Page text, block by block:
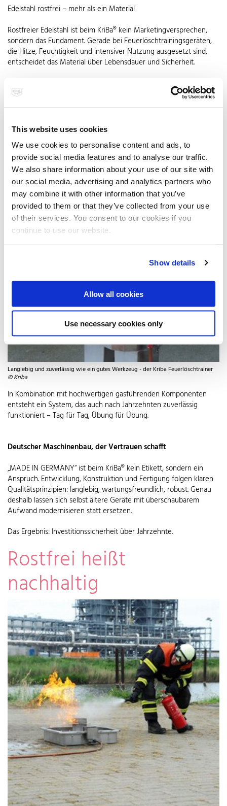
This website uses cookies
We use cookies to personalise content and ads, to
provide social media features and to analyse our traffic.
We also share information about your use of our site with
our social media, advertising and analytics partners who
may combine it with other information that you’ve
provided to them or that they’ve collected from your use
of their services. You consent to our cookies if you
continue to use our website.
Show details
Allow all cookies
Use necessary cookies only
Edelstahl rostfrei – mehr als ein Material
Rostfreier Edelstahl ist beim KriBa® kein Marketingversprechen,
sondern das Fundament. Gerade bei Feuerlöschtrainingsgeräten,
die Hitze, Feuchtigkeit und intensiver Nutzung ausgesetzt sind,
entscheidet das Material über Lebensdauer und Sicherheit.
Langlebig und zuverlässig wie ein gutes Werkzeug - der Kriba Feuerlöschtrainer
© Kriba
In Kombination mit hochwertigen gasführenden Komponenten
entsteht ein System, das auch nach Jahrzehnten zuverlässig
funktioniert – Tag für Tag, Übung für Übung.
Deutscher Maschinenbau, der Vertrauen schafft
„MADE IN GERMANY“ ist beim KriBa® kein Etikett, sondern ein
Anspruch. Entwicklung, Konstruktion und Fertigung folgen klaren
Qualitätsprinzipien: langlebig, wartungsfreundlich, robust. Genau
deshalb lassen sich selbst ältere Geräte mit überschaubarem
Aufwand modernisieren statt ersetzen.
Das Ergebnis: Investitionssicherheit über Jahrzehnte.
Rostfrei heißt
nachhaltig